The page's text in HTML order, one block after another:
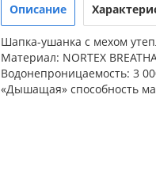
Описание
Шапка-ушанка с мехом
Материал: NORTEX
Водонепроницаемость: 3
«Дышащая» способность